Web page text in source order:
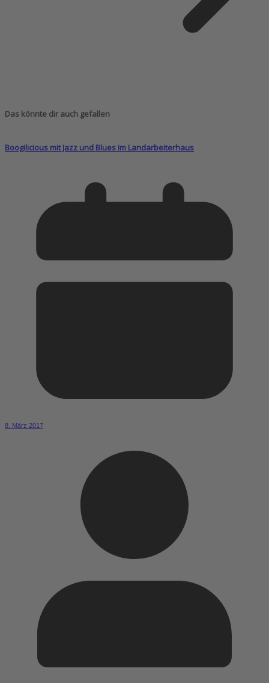
Das könnte dir auch gefallen
Boogilicious mit Jazz und Blues im Landarbeiterhaus
8. März 2017